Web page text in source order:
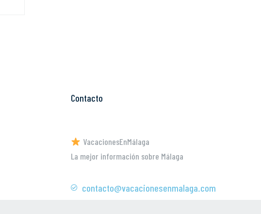
Contacto
VacacionesEnMálaga
La mejor información sobre Málaga
contacto@vacacionesenmalaga.com